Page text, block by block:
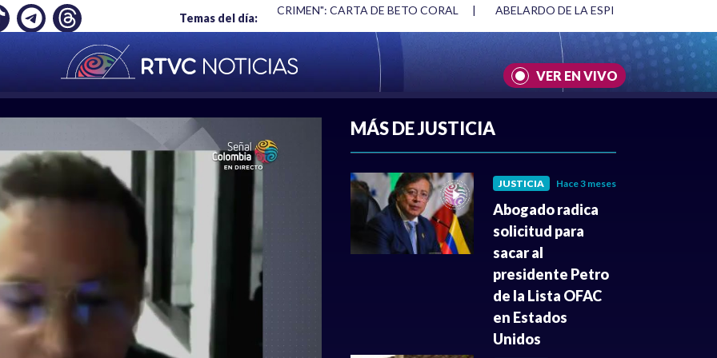
Temas del día:
EMPLEO: JP MORGAN "HABLAR NO ES UN CRIMEN": CARTA DE BETO CORAL | ABELARDO DE LA ESPRIELLA Y DMG
VER EN VIVO
MÁS DE JUSTICIA
JUSTICIA Hace 3 meses
Abogado radica
solicitud para
sacar al
presidente Petro
de la Lista OFAC
en Estados
Unidos